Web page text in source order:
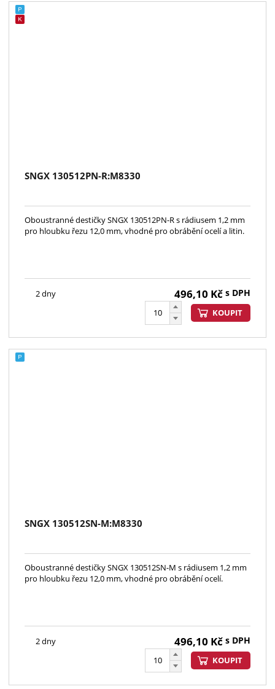
SNGX 130512PN-R:M8330
Oboustranné destičky SNGX 130512PN-R s rádiusem 1,2 mm
pro hloubku řezu 12,0 mm, vhodné pro obrábění ocelí a litin.
2 dny 496,10 Kč s DPH
KOUPIT
SNGX 130512SN-M:M8330
Oboustranné destičky SNGX 130512SN-M s rádiusem 1,2 mm
pro hloubku řezu 12,0 mm, vhodné pro obrábění ocelí.
2 dny 496,10 Kč s DPH
KOUPIT